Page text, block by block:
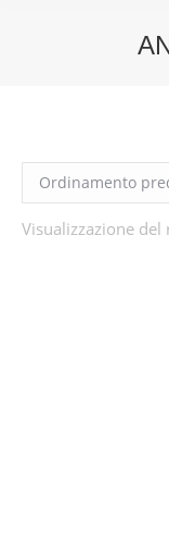
Visualizzazione del